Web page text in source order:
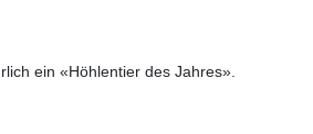
ein «Höhlentier des Jahres».